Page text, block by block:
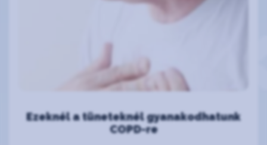
Ezeknél a tüneteknél gyanakodhatunk
COPD-re